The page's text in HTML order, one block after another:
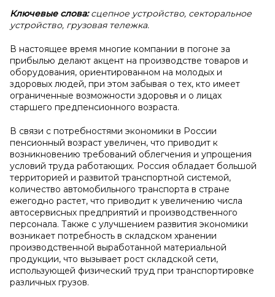
Ключевые слова:сцепное устройство, секторальное
устройство, грузовая тележка.
В настоящее время многие компании в погоне за
прибылью делают акцент на производстве товаров и
оборудования, ориентированном на молодых и
здоровых людей, при этом забывая о тех, кто имеет
ограниченные возможности здоровья и о лицах
старшего предпенсионного возраста.
В связи с потребностями экономики в России
пенсионный возраст увеличен, что приводит к
возникновению требований облегчения и упрощения
условий труда работающих. Россия обладает большой
территорией и развитой транспортной системой,
количество автомобильного транспорта в стране
ежегодно растет, что приводит к увеличению числа
автосервисных предприятий и производственного
персонала. Также с улучшением развития экономики
возникает потребность в складском хранении
производственной выработанной материальной
продукции, что вызывает рост складской сети,
использующей физический труд при транспортировке
различных грузов.